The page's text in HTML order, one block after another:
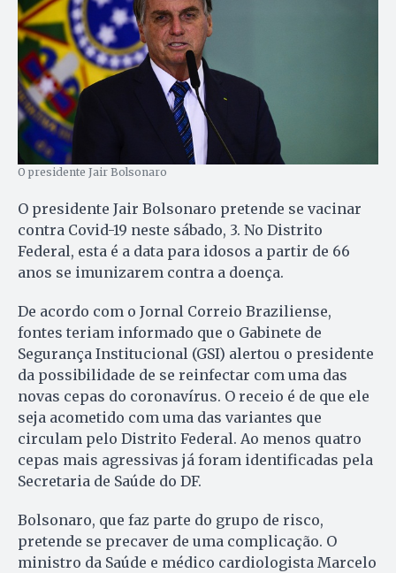
O presidente Jair Bolsonaro
O presidente Jair Bolsonaro pretende se vacinar
contra Covid-19 neste sábado, 3. No Distrito
Federal, esta é a data para idosos a partir de 66
anos se imunizarem contra a doença.
De acordo com o Jornal Correio Braziliense,
fontes teriam informado que o Gabinete de
Segurança Institucional (GSI) alertou o presidente
da possibilidade de se reinfectar com uma das
novas cepas do coronavírus. O receio é de que ele
seja acometido com uma das variantes que
circulam pelo Distrito Federal. Ao menos quatro
cepas mais agressivas já foram identificadas pela
Secretaria de Saúde do DF.
Bolsonaro, que faz parte do grupo de risco,
pretende se precaver de uma complicação. O
ministro da Saúde e médico cardiologista Marcelo